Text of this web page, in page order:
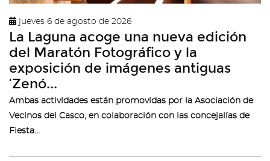
jueves 6 de agosto de 2026
La Laguna acoge una nueva edición
del Maratón Fotográfico y la
exposición de imágenes antiguas
‘Zenó...
Ambas actividades están promovidas por la Asociación de
Vecinos del Casco, en colaboración con las concejalías de
Fiesta...